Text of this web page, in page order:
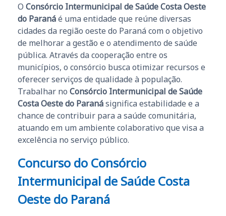
O Consórcio Intermunicipal de Saúde Costa Oeste
do Paranáé uma entidade que reúne diversas
cidades da região oeste do Paraná com o objetivo
de melhorar a gestão e o atendimento de saúde
pública. Através da cooperação entre os
municípios, o consórcio busca otimizar recursos e
oferecer serviços de qualidade à população.
Trabalhar no Consórcio Intermunicipal de Saúde
Costa Oeste do Paranásignifica estabilidade e a
chance de contribuir para a saúde comunitária,
atuando em um ambiente colaborativo que visa a
excelência no serviço público.
Concurso do Consórcio
Intermunicipal de Saúde Costa
Oeste do Paraná